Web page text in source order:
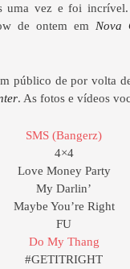
uma vez e foi
de ontem em Nova
público de por volta
. As fotos e vídeos
SMS (Bangerz)
4×4
Love Money Party
My Darlin’
Maybe You’re Right
FU
Do My Thang
#GETITRIGHT